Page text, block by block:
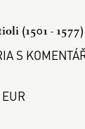
(1501 - 1577)
S